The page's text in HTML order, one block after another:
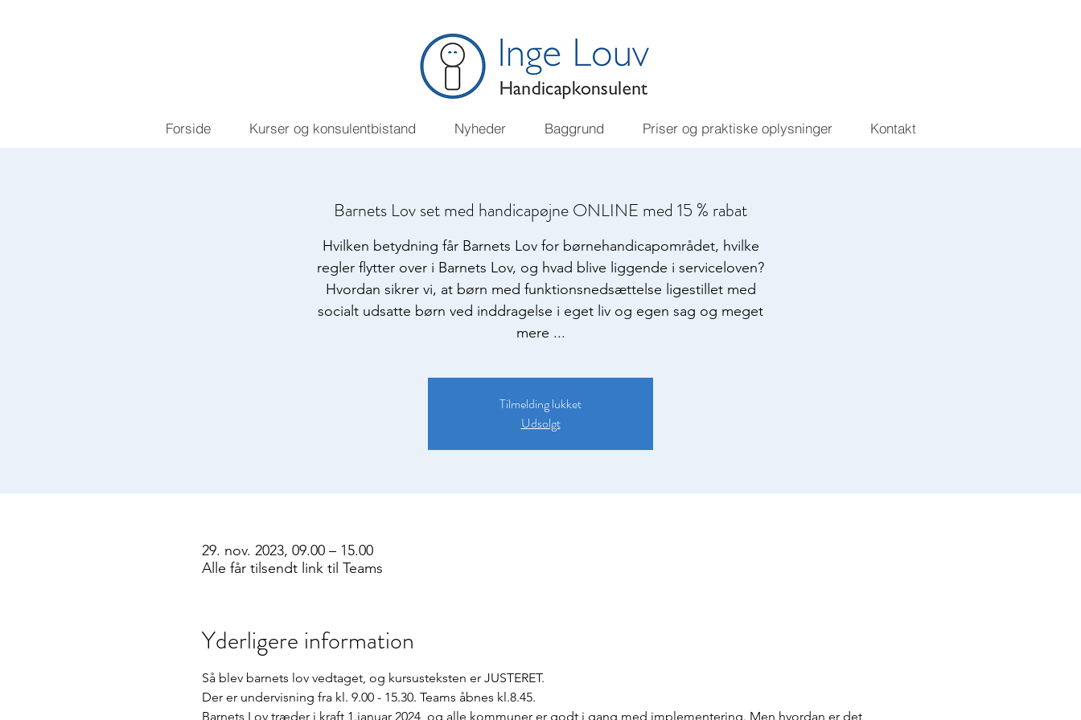
Forside Kurser og konsulentbistand Nyheder Baggrund Priser og praktiske oplysninger Kontakt
Barnets Lov set med handicapøjne ONLINE med 15 % rabat
Hvilken betydning får Barnets Lov for børnehandicapområdet, hvilke
regler flytter over i Barnets Lov, og hvad blive liggende i serviceloven?
Hvordan sikrer vi, at børn med funktionsnedsættelse ligestillet med
socialt udsatte børn ved inddragelse i eget liv og egen sag og meget
mere ...
Tilmelding lukket
Udsolgt
29. nov. 2023, 09.00 – 15.00
Alle får tilsendt link til Teams
Yderligere information
Så blev barnets lov vedtaget, og kursusteksten er JUSTERET.
Der er undervisning fra kl. 9.00 - 15.30. Teams åbnes kl.8.45.
Barnets Lov træder i kraft 1.januar 2024, og alle kommuner er godt i gang med implementering. Men hvordan er det